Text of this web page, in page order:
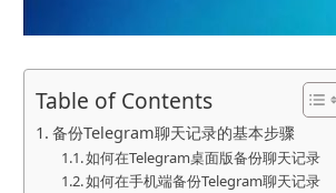
Table of Contents
备份Telegram聊天记录的基本步骤
如何在Telegram桌面版备份聊天记录
如何在手机端备份Telegram聊天记录